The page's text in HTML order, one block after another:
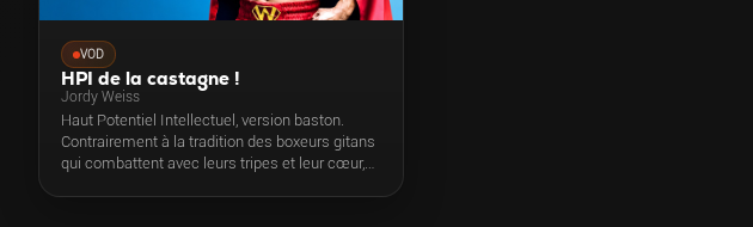
VOD
HPI de la castagne !
Jordy Weiss
Haut Potentiel Intellectuel, version baston.
Contrairement à la tradition des boxeurs gitans
qui combattent avec leurs tripes et leur cœur,